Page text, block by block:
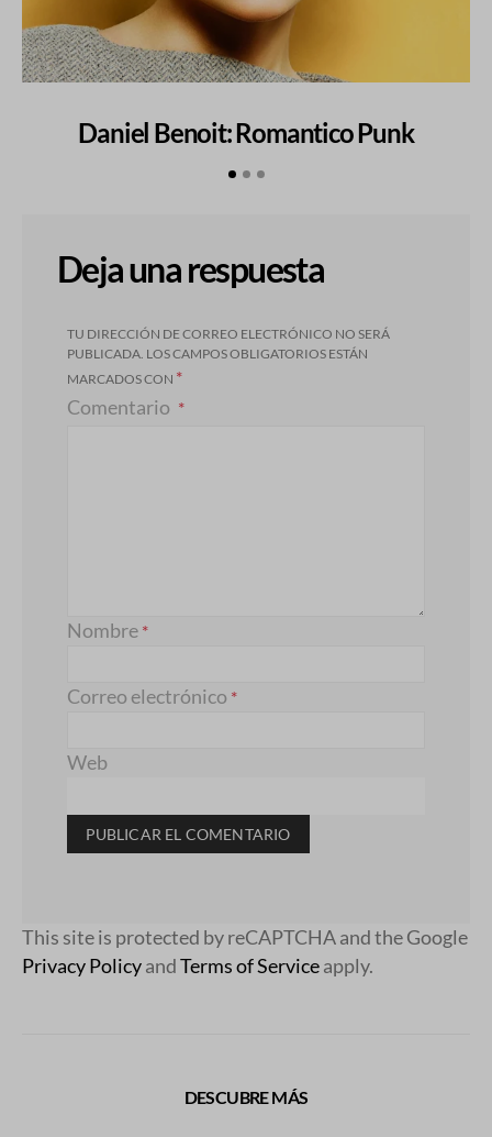
Daniel Benoit: Romantico Punk
Deja una respuesta
TU DIRECCIÓN DE CORREO ELECTRÓNICO NO SERÁ
PUBLICADA. LOS CAMPOS OBLIGATORIOS ESTÁN
MARCADOS CON *
Comentario
Nombre *
Correo electrónico *
Web
This site is protected by reCAPTCHA and the Google
Privacy PolicyandTerms of Serviceapply.
DESCUBRE MÁS